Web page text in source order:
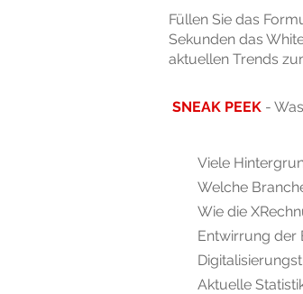
Füllen Sie das
Sekunden das
aktuellen Trends
SNEAK PEEK -
Viele
Welche
Wie die
Entwirrung der
Aktuelle